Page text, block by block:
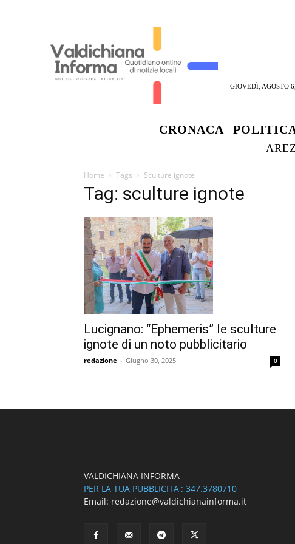
GIOVEDÌ, AGOSTO
CRONACA
Home Tags Sculture ignote
Tag: sculture ignote
Lucignano: “Ephemeris” le sculture
ignote di un noto pubblicitario
redazione - Giugno 30, 2025 0
VALDICHIANA INFORMA
PER LA TUA PUBBLICITA': 347.3780710
Email: redazione@valdichianainforma.it